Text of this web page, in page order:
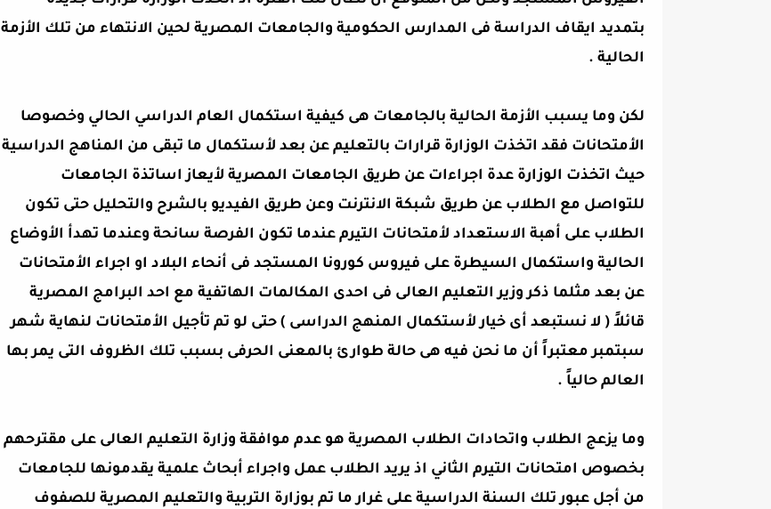
بتمديد ايقاف الدراسة فى المدارس الحكومية والجامعات المصرية لحين الانتهاء من تلك الأزمة
الحالية .
لكن وما يسبب الأزمة الحالية بالجامعات هى كيفية استكمال العام الدراسي الحالي وخصوصا
الأمتحانات فقد اتخذت الوزارة قرارات بالتعليم عن بعد لأستكمال ما تبقى من المناهج الدراسية
حيث اتخذت الوزارة عدة اجراءات عن طريق الجامعات المصرية لأيعاز اساتذة الجامعات
للتواصل مع الطلاب عن طريق شبكة الانترنت وعن طريق الفيديو بالشرح والتحليل حتى تكون
الطلاب على أهبة الاستعداد لأمتحانات التيرم عندما تكون الفرصة سانحة وعندما تهدأ الأوضاع
الحالية واستكمال السيطرة على فيروس كورونا المستجد فى أنحاء البلاد او اجراء الأمتحانات
عن بعد مثلما ذكر وزير التعليم العالى فى احدى المكالمات الهاتفية مع احد البرامج المصرية
قائلاً ( لا نستبعد أى خيار لأستكمال المنهج الدراسى ) حتى لو تم تأجيل الأمتحانات لنهاية شهر
سبتمبر معتبراً أن ما نحن فيه هى حالة طوارئ بالمعنى الحرفى بسبب تلك الظروف التى يمر بها
العالم حالياً .
وما يزعج الطلاب واتحادات الطلاب المصرية هو عدم موافقة وزارة التعليم العالى على مقترحهم
بخصوص امتحانات التيرم الثاني اذ يريد الطلاب عمل واجراء أبحاث علمية يقدمونها للجامعات
من أجل عبور تلك السنة الدراسية على غرار ما تم بوزارة التربية والتعليم المصرية للصفوف